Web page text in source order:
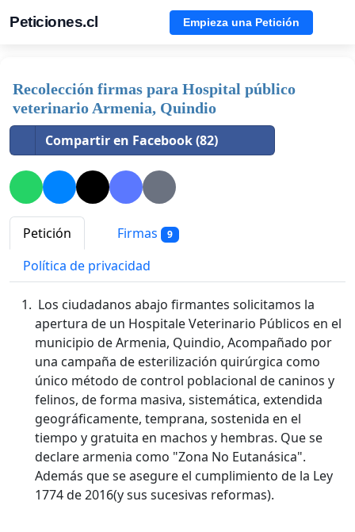
Peticiones.cl Empieza una Petición
Recolección firmas para Hospital público
veterinario Armenia, Quindio
Compartir en Facebook (82)
Petición Firmas 9
Política de privacidad
Los ciudadanos abajo firmantes solicitamos la
apertura de un Hospitale Veterinario Públicos en el
municipio de Armenia, Quindio, Acompañado por
una campaña de esterilización quirúrgica como
único método de control poblacional de caninos y
felinos, de forma masiva, sistemática, extendida
geográficamente, temprana, sostenida en el
tiempo y gratuita en machos y hembras. Que se
declare armenia como "Zona No Eutanásica".
Además que se asegure el cumplimiento de la Ley
1774 de 2016(y sus sucesivas reformas).